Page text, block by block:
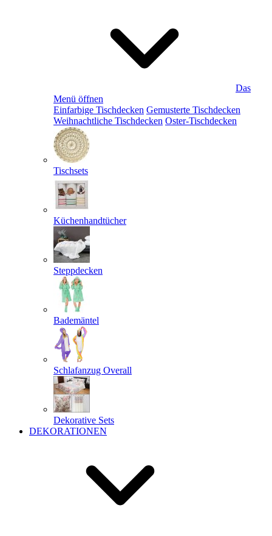
Das
Menü öffnen
Einfarbige Tischdecken Gemusterte Tischdecken
Weihnachtliche Tischdecken Oster-Tischdecken
Tischsets
Küchenhandtücher
Steppdecken
Bademäntel
Schlafanzug Overall
Dekorative Sets
DEKORATIONEN